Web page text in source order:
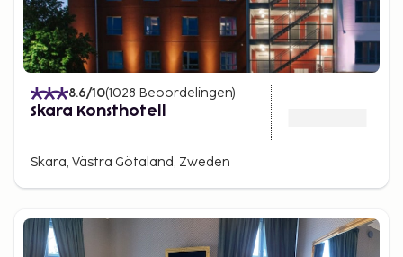
8.6/10(1028 Beoordelingen)
Skara Konsthotell
Skara, Västra Götaland, Zweden